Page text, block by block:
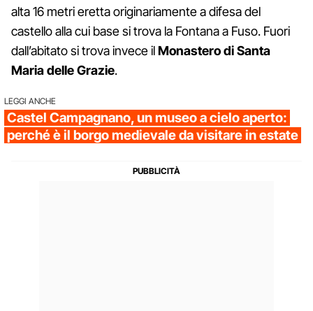
alta 16 metri eretta originariamente a difesa del
castello alla cui base si trova la Fontana a Fuso. Fuori
dall’abitato si trova invece ilMonastero di Santa
Maria delle Grazie.
LEGGI ANCHE
Castel Campagnano, un museo a cielo aperto:
perché è il borgo medievale da visitare in estate